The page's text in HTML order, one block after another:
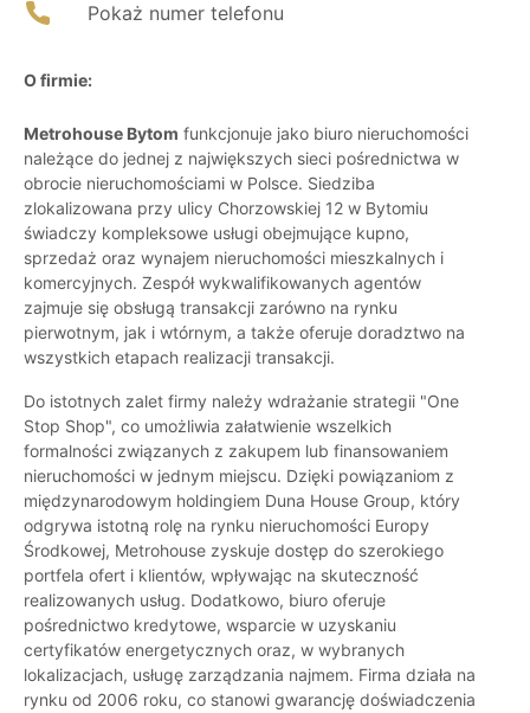
Pokaż numer telefonu
O firmie:
Metrohouse Bytom funkcjonuje jako biuro nieruchomości
należące do jednej z największych sieci pośrednictwa w
obrocie nieruchomościami w Polsce. Siedziba
zlokalizowana przy ulicy Chorzowskiej 12 w Bytomiu
świadczy kompleksowe usługi obejmujące kupno,
sprzedaż oraz wynajem nieruchomości mieszkalnych i
komercyjnych. Zespół wykwalifikowanych agentów
zajmuje się obsługą transakcji zarówno na rynku
pierwotnym, jak i wtórnym, a także oferuje doradztwo na
wszystkich etapach realizacji transakcji.
Do istotnych zalet firmy należy wdrażanie strategii "One
Stop Shop", co umożliwia załatwienie wszelkich
formalności związanych z zakupem lub finansowaniem
nieruchomości w jednym miejscu. Dzięki powiązaniom z
międzynarodowym holdingiem Duna House Group, który
odgrywa istotną rolę na rynku nieruchomości Europy
Środkowej, Metrohouse zyskuje dostęp do szerokiego
portfela ofert i klientów, wpływając na skuteczność
realizowanych usług. Dodatkowo, biuro oferuje
pośrednictwo kredytowe, wsparcie w uzyskaniu
certyfikatów energetycznych oraz, w wybranych
lokalizacjach, usługę zarządzania najmem. Firma działa na
rynku od 2006 roku, co stanowi gwarancję doświadczenia